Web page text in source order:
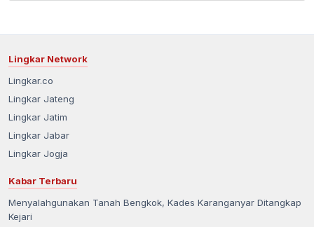
Lingkar Network
Lingkar.co
Lingkar Jateng
Lingkar Jatim
Lingkar Jabar
Lingkar Jogja
Kabar Terbaru
Menyalahgunakan Tanah Bengkok, Kades Karanganyar Ditangkap
Kejari